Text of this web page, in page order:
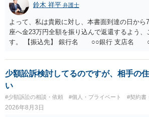
鈴木 祥平 弁護士
よって、私は貴殿に対し、本書面到達の日から
座へ金23万円全額を振り込んで返還するよう、
す。 【振込先】 銀行名 ○○銀行 支店名
されない場合には、貴殿には任意に返金する意
し、やむを得ず、返還金23万円及びこれに対
を求める民事訴訟、支払督促その他必要な法的
いても併せて請求する予定ですので、あらかじ
は、貴殿自らが契約を解約したことによって生
少額訟訴検討してるのですが、相手の
い
#少額訴訟の相談・依頼 #個人・プライベート #契約書
2026年8月3日